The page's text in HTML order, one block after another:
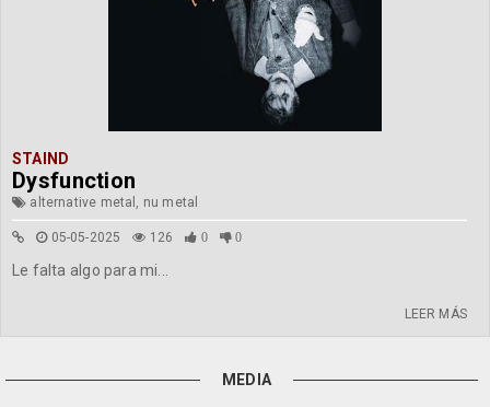
STAIND
Dysfunction
alternative metal, nu metal
05-05-2025 126 0 0
Le falta algo para mi...
LEER MÁS
MEDIA